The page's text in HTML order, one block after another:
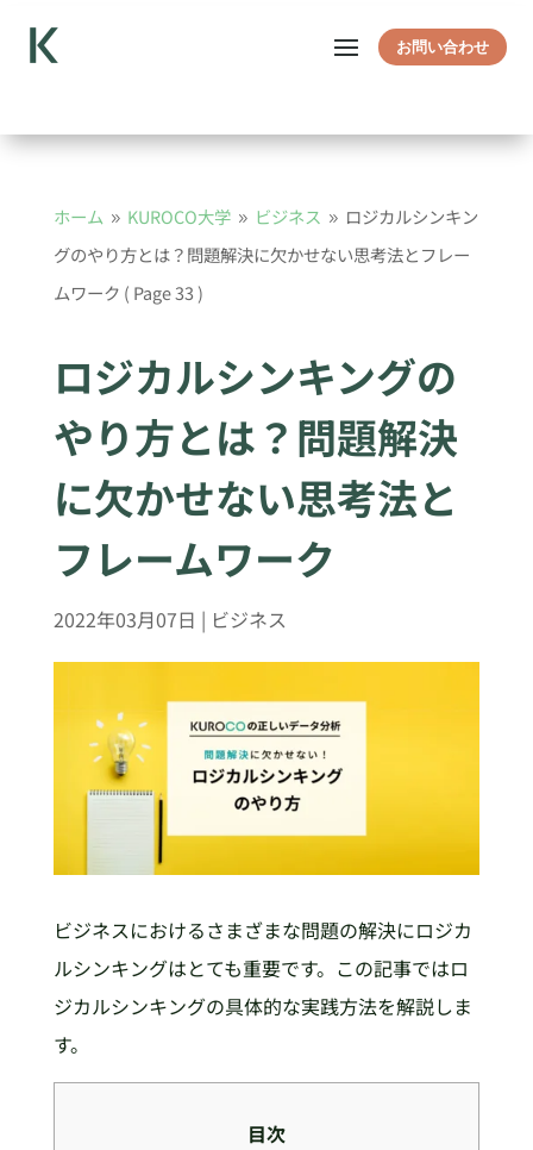
お問い合わせ
ホーム 9 KUROCO大学 9 ビジネス 9 ロジカルシンキン
グのやり方とは？問題解決に欠かせない思考法とフレー
ムワーク ( Page 33 )
ロジカルシンキングの
やり方とは？問題解決
に欠かせない思考法と
フレームワーク
2022年03月07日 | ビジネス
ビジネスにおけるさまざまな問題の解決にロジカ
ルシンキングはとても重要です。この記事ではロ
ジカルシンキングの具体的な実践方法を解説しま
す。
目次